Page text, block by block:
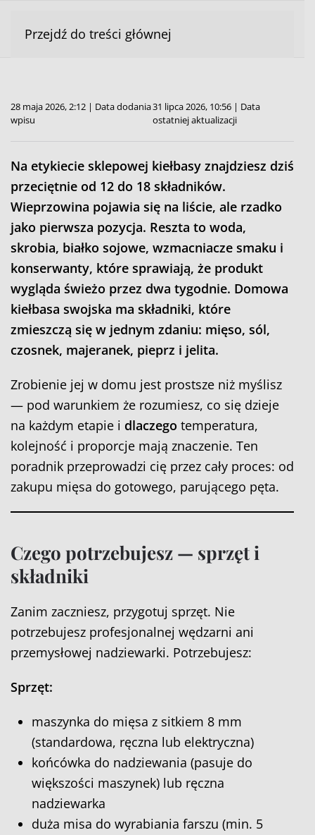
Przejdź do treści głównej
28 maja 2026, 2:12 | Data dodania
wpisu
31 lipca 2026, 10:56 | Data
ostatniej aktualizacji
Na etykiecie sklepowej kiełbasy znajdziesz dziś
przeciętnie od 12 do 18 składników.
Wieprzowina pojawia się na liście, ale rzadko
jako pierwsza pozycja. Reszta to woda,
skrobia, białko sojowe, wzmacniacze smaku i
konserwanty, które sprawiają, że produkt
wygląda świeżo przez dwa tygodnie. Domowa
kiełbasa swojska ma składniki, które
zmieszczą się w jednym zdaniu: mięso, sól,
czosnek, majeranek, pieprz i jelita.
Zrobienie jej w domu jest prostsze niż myślisz
— pod warunkiem że rozumiesz, co się dzieje
na każdym etapie i dlaczego temperatura,
kolejność i proporcje mają znaczenie. Ten
poradnik przeprowadzi cię przez cały proces: od
zakupu mięsa do gotowego, parującego pęta.
Czego potrzebujesz — sprzęt i
składniki
Zanim zaczniesz, przygotuj sprzęt. Nie
potrzebujesz profesjonalnej wędzarni ani
przemysłowej nadziewarki. Potrzebujesz:
Sprzęt:
maszynka do mięsa z sitkiem 8 mm
(standardowa, ręczna lub elektryczna)
końcówka do nadziewania (pasuje do
większości maszynek) lub ręczna
nadziewarka
duża misa do wyrabiania farszu (min. 5